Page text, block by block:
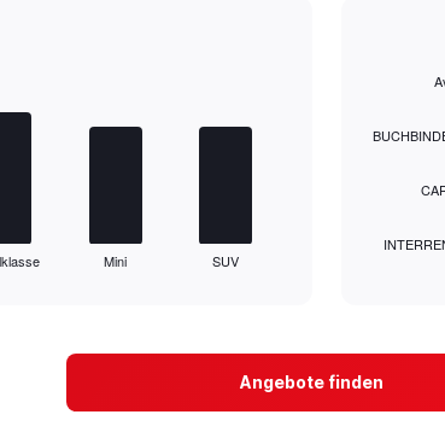
Mini SUV
Range:
4
Angebote finden